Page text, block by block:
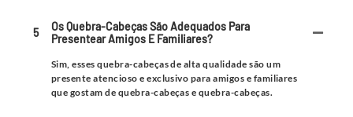
5
Os Quebra-Cabeças São Adequados Para
Presentear Amigos E Familiares?
Sim, esses quebra-cabeças de alta qualidade são um
presente atencioso e exclusivo para amigos e familiares
que gostam de quebra-cabeças e quebra-cabeças.